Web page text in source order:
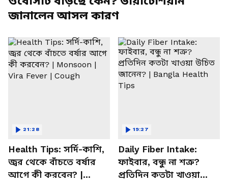
জানালেন আসল কারণ
Health Tips: সর্দি-কাশি,
জ্বর থেকে বাঁচতে বর্ষার
আগে কী করবেন? |
21:28
Daily Fiber Intake:
ফাইবার, বন্ধু না শত্রু?
প্রতিদিন কতটা খাওয়া
19:27